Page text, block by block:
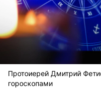
Протоиерей Дмитрий
гороскопами